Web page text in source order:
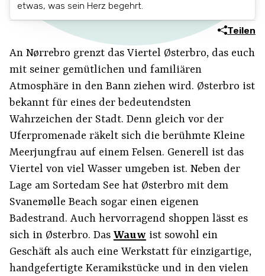
etwas, was sein Herz begehrt.
Teilen
An Nørrebro grenzt das Viertel Østerbro, das euch
mit seiner gemütlichen und familiären
Atmosphäre in den Bann ziehen wird. Østerbro ist
bekannt für eines der bedeutendsten
Wahrzeichen der Stadt. Denn gleich vor der
Uferpromenade räkelt sich die berühmte Kleine
Meerjungfrau auf einem Felsen. Generell ist das
Viertel von viel Wasser umgeben ist. Neben der
Lage am Sortedam See hat Østerbro mit dem
Svanemølle Beach sogar einen eigenen
Badestrand. Auch hervorragend shoppen lässt es
sich in Østerbro. Das Wauw ist sowohl ein
Geschäft als auch eine Werkstatt für einzigartige,
handgefertigte Keramikstücke und in den vielen